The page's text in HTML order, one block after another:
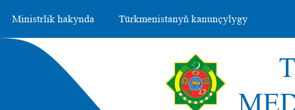
Ministrlik hakynda Türkmenistanyň kanunçylygy